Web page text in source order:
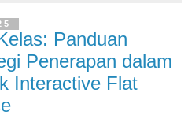
Panduan
Penerapan dalam
Interactive Flat